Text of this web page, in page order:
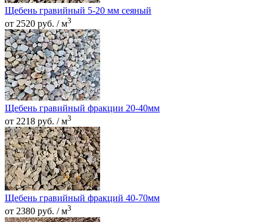
Щебень гравийный 5-20 мм сеяный
от 2520 руб. / м3
Щебень гравийный фракции 20-40мм
от 2218 руб. / м3
Щебень гравийный фракций 40-70мм
от 2380 руб. / м3